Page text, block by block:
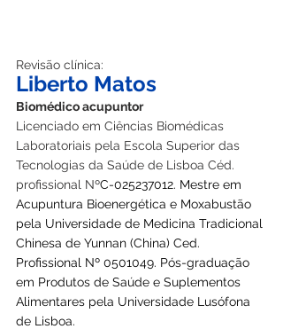
Revisão clínica:
Liberto Matos
Biomédico acupuntor
Licenciado em Ciências Biomédicas
Laboratoriais pela Escola Superior das
Tecnologias da Saúde de Lisboa Céd.
profissional NºC-025237012. Mestre em
Acupuntura Bioenergética e Moxabustão
pela Universidade de Medicina Tradicional
Chinesa de Yunnan (China) Ced.
Profissional Nº 0501049. Pós-graduação
em Produtos de Saúde e Suplementos
Alimentares pela Universidade Lusófona
de Lisboa.